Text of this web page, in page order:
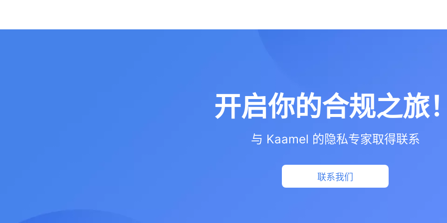
开启你的合规之旅
与 Kaamel 的隐私专家取得联系
联系我们